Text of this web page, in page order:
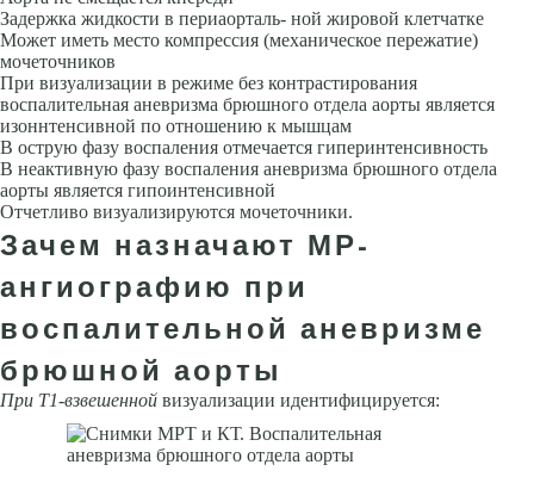
Задержка жидкости в периаорталь- ной жировой клетчатке
Может иметь место компрессия (механическое пережатие)
мочеточников
При визуализации в режиме без контрасти­рования
воспалительная аневризма брюшного отдела аорты является
изоннтенсивной по отношению к мышцам
В острую фазу воспаления отмечается гиперинтенсивность
В неактивную фазу воспаления анев­ризма брюшного отдела
аорты является гипоинтенсивной
Отчетливо визуализируются мочеточники.
Зачем назначают МР-
ангиографию при
воспалительной аневризме
брюшной аорты
При Т1-взвешенной визуализации идентифицируется: